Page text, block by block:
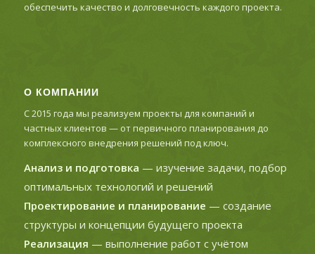
обеспечить качество и долговечность каждого проекта.
О КОМПАНИИ
С 2015 года мы реализуем проекты для компаний и
частных клиентов — от первичного планирования до
комплексного внедрения решений под ключ.
Анализ и подготовка — изучение задачи, подбор
оптимальных технологий и решений
Проектирование и планирование — создание
структуры и концепции будущего проекта
Реализация — выполнение работ с учётом